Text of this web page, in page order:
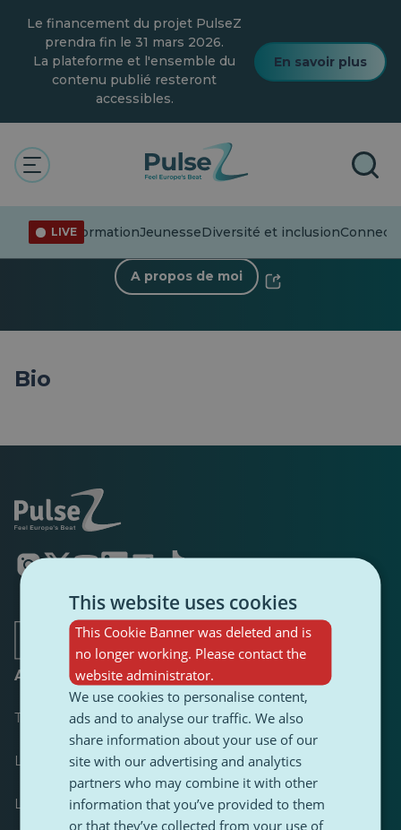
content
Le financement du projet PulseZ
prendra fin le 31 mars 2026.
La plateforme et l'ensemble du
contenu publié resteront
accessibles.
En savoir plus
LIVE
DésinformationJeunesseDiversité et inclusion
< Retour au profil
A propos de moi
Bio
S'ouvre
dans
onglet
S'ouvre
nouvel
onglet
S'ouvre
un
nouvel
onglet
S'ouvre
nouvel
onglet
S'ouvre
un
nouvel
onglet
S'ouvre
un
nouvel
onglet
A propos de
Tableau de bord
Le plus publié
Les plus suivis
This website uses cookies
This Cookie Banner was deleted and is
no longer working. Please contact the
website administrator.
We use cookies to personalise content,
ads and to analyse our traffic. We also
share information about your use of our
site with our advertising and analytics
partners who may combine it with other
information that you’ve provided to them
or that they’ve collected from your use of